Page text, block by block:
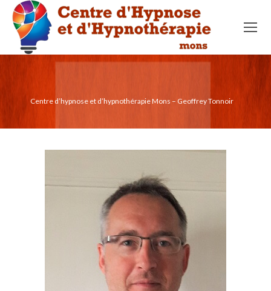
Centre d’hypnose et d’hypnothérapie Mons – Geoffrey Tonnoir